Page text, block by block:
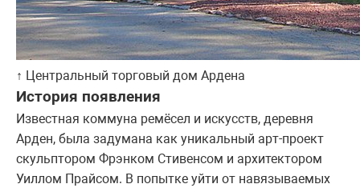
↑ Центральный торговый дом Ардена
История появления
Известная коммуна ремёсел и искусств, деревня
Арден, была задумана как уникальный арт-проект
скульптором Фрэнком Стивенсом и архитектором
Уиллом Прайсом. В попытке уйти от навязываемых